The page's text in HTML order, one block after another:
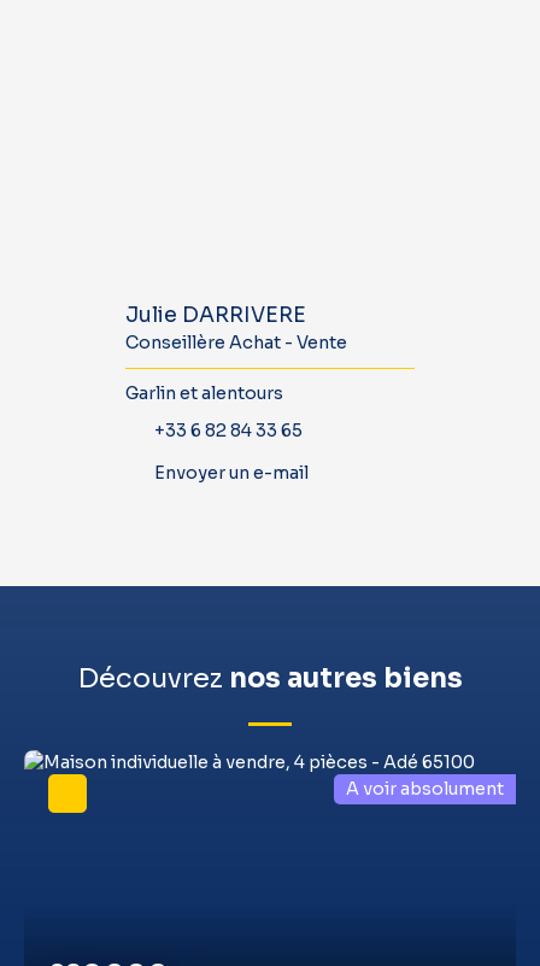
Julie DARRIVERE
Conseillère Achat - Vente
Garlin et alentours
+33 6 82 84 33 65
Envoyer un e-mail
Découvrez nos autres biens
A voir absolument